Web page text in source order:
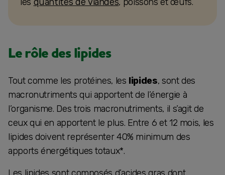
Le rôle des lipides
Tout comme les protéines, les lipides, sont des
macronutriments qui apportent de l’énergie à
l’organisme. Des trois macronutriments, il s’agit de
ceux qui en apportent le plus. Entre 6 et 12 mois, les
lipides doivent représenter 40% minimum des
apports énergétiques totaux*.